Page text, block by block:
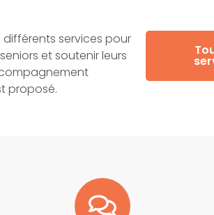
différents services pour
et soutenir leurs
proposé.